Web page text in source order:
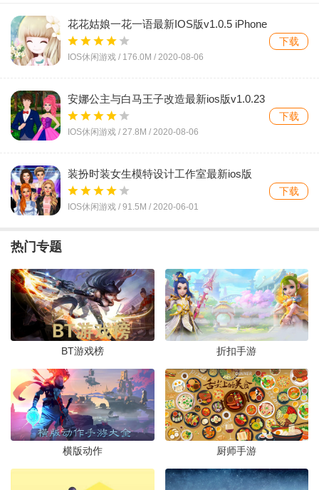
精灵高中游戏最新版v5.1.10 安卓版
下载
芭比梦幻美甲小屋手游官方版v1.0.2 安卓
版
下载
小主装扮间游戏最新版v1.4.0 安卓版
下载
卓版
益智休闲 /66.3M /2024-01-06
下载
时尚之战时装秀手游官方版(Fashion Battle:
Catwalk Show)v0.2.7 手机版
益智休闲 /113.8M/2024-01-05
公主变变变游戏安卓版v1.0.4 最新版
益智休闲 /79.3M/2023-12-27
下载
沉浸式美容院游戏v1.0 最新版
花花姑娘一花一语最新IOS版v1.0.5 iPhone
版
IOS休闲游戏 / 176.0M / 2020-08-06
下载
安娜公主与白马王子改造最新ios版v1.0.23
iPhone版
IOS休闲游戏 / 27.8M / 2020-08-06
下载
装扮时装女生模特设计工作室最新ios版
v1.2 iPhone版
IOS休闲游戏 / 91.5M / 2020-06-01
下载
热门专题
BT游戏榜 折扣手游
横版动作 厨师手游